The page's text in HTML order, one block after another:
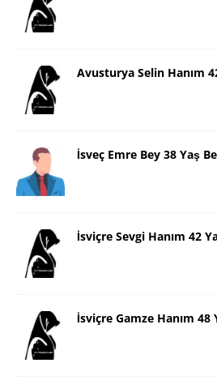
Avusturya Selin Hanım
İsveç Emre Bey 38 Yaş
İsviçre Sevgi Hanım 42
İsviçre Gamze Hanım 48